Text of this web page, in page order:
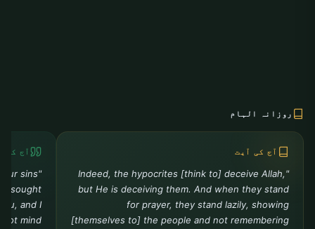
روزانہ الہام
آج کی آیت
"Indeed, the hypocrites [think to] deceive Allah,
but He is deceiving them. And when they stand
for prayer, they stand lazily, showing
[themselves to] the people and not remembering
آج کی
sins
sought
and I
mind."""